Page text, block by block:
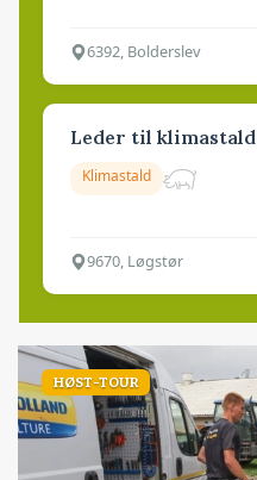
6392, Bolderslev
Leder til klimastald
Klimastald
9670, Løgstør
HØST-TOUR